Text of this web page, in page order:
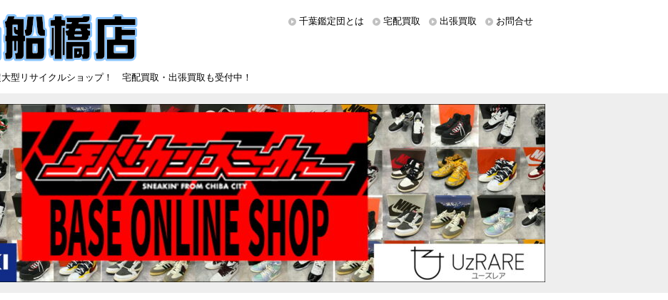
型リサイクルショップ！ 宅配買取・出張買取も受付中！
千葉鑑定団とは 宅配買取 出張買取 お問合せ